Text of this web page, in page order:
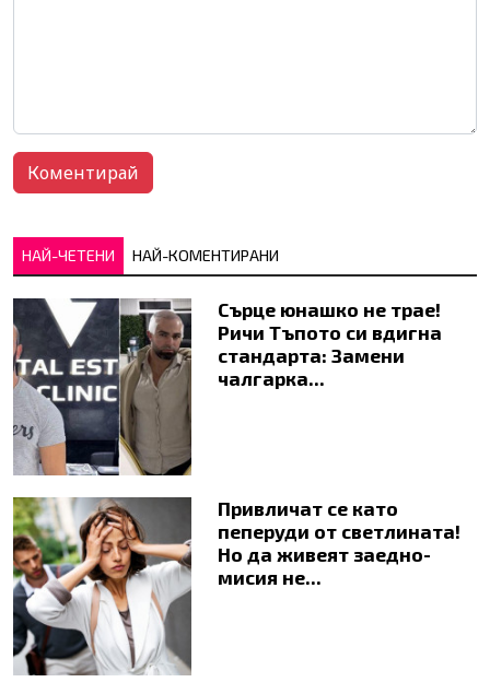
НАЙ-ЧЕТЕНИ НАЙ-КОМЕНТИРАНИ
Сърце юнашко не трае!
Ричи Тъпото си вдигна
стандарта: Замени
чалгарка...
Привличат се като
пеперуди от светлината!
Но да живеят заедно-
мисия не...